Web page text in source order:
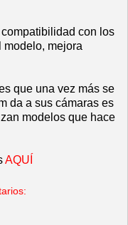
con los
modelo, mejora
que una vez más se
da a sus cámaras es
modelos que hace
AQUÍ